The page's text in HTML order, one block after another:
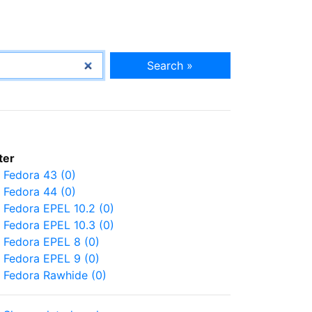
Search »
Fedora 43 (0)
Fedora 44 (0)
Fedora EPEL 10.2 (0)
Fedora EPEL 10.3 (0)
Fedora EPEL 8 (0)
Fedora EPEL 9 (0)
Fedora Rawhide (0)